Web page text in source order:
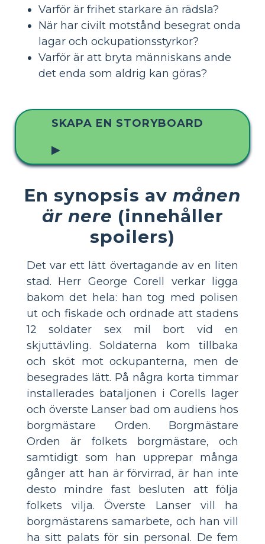
Varför är frihet starkare än rädsla?
När har civilt motstånd besegrat onda
lagar och ockupationsstyrkor?
Varför är att bryta människans ande
det enda som aldrig kan göras?
SKAPA EN STORYBOARD
▶
En synopsis av månen
är nere (innehåller
spoilers)
Det var ett lätt övertagande av en liten
stad. Herr George Corell verkar ligga
bakom det hela: han tog med polisen
ut och fiskade och ordnade att stadens
12 soldater sex mil bort vid en
skjuttävling. Soldaterna kom tillbaka
och sköt mot ockupanterna, men de
besegrades lätt. På några korta timmar
installerades bataljonen i Corells lager
och överste Lanser bad om audiens hos
borgmästare Orden. Borgmästare
Orden är folkets borgmästare, och
samtidigt som han upprepar många
gånger att han är förvirrad, är han inte
desto mindre fast besluten att följa
folkets vilja. Överste Lanser vill ha
borgmästarens samarbete, och han vill
ha sitt palats för sin personal. De fem